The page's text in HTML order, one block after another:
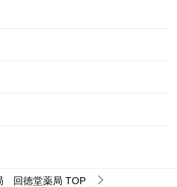
回徳堂薬局 TOP